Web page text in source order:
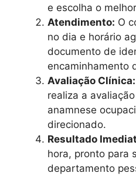
e escolha o
Atendimento: O
no dia e horário
documento de
encaminhamento
Avaliação Clínica:
realiza a
anamnese
direcionado.
Resultado
hora, pronto para
departamento